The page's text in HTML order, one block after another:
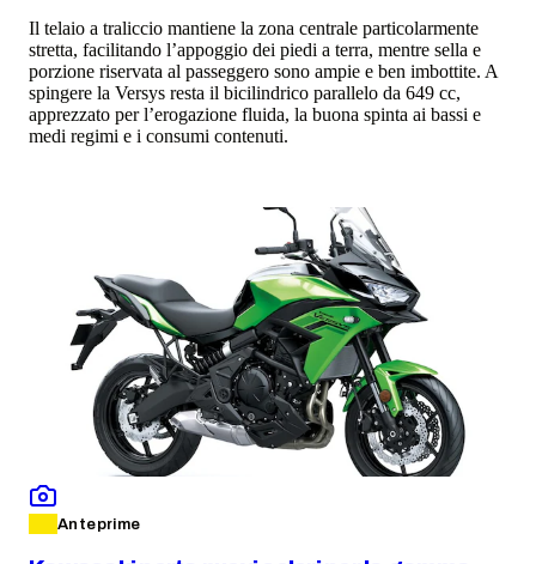
Il telaio a traliccio mantiene la zona centrale particolarmente
stretta, facilitando l’appoggio dei piedi a terra, mentre sella e
porzione riservata al passeggero sono ampie e ben imbottite. A
spingere la Versys resta il bicilindrico parallelo da 649 cc,
apprezzato per l’erogazione fluida, la buona spinta ai bassi e
medi regimi e i consumi contenuti.
Anteprime